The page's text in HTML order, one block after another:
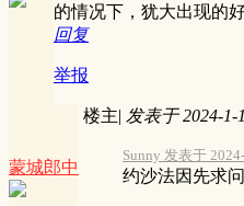
的情况下，犹大出现的
回复
举报
蒙城郎中
楼主| 发表于 2024-1-
Sunny 发表于
约沙法因先求